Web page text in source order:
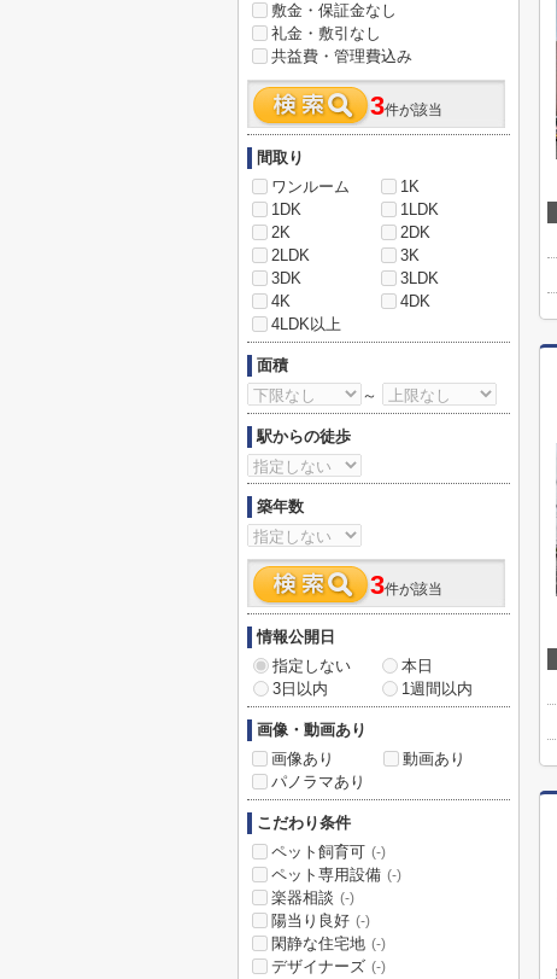
敷金・保証金なし
礼金・敷引なし
共益費・管理費込み
3件が該当
間取り
ワンルーム
1K
1DK
1LDK
2K
2DK
2LDK
3K
3DK
3LDK
4K
4DK
4LDK以上
面積
～
駅からの徒歩
築年数
3件が該当
情報公開日
指定しない
本日
3日以内
1週間以内
画像・動画あり
画像あり
動画あり
パノラマあり
こだわり条件
ペット飼育可 (-)
ペット専用設備 (-)
楽器相談 (-)
陽当り良好 (-)
閑静な住宅地 (-)
デザイナーズ (-)